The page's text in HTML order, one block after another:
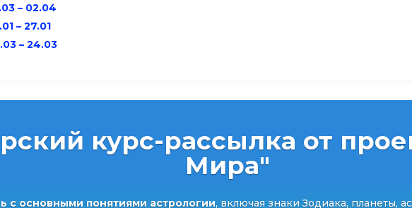
– 02.04
– 27.01
– 24.03
курс-рассылка от
Мира"
с основными понятиями астрологии, включая знаки Зодиака, планеты,